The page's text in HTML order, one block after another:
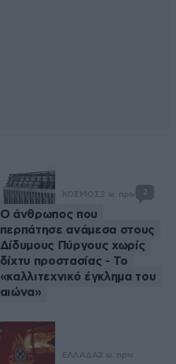
ΚΟΣΜΟΣ2 ω. πριν 2
Ο άνθρωπος που
περπάτησε ανάμεσα στους
Δίδυμους Πύργους χωρίς
δίχτυ προστασίας - Το
«καλλιτεχνικό έγκλημα του
αιώνα»
ΕΛΛΑΔΑ2 ω. πριν